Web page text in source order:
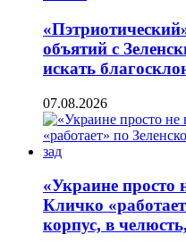
объятий с
искать
07.08.2026
«Украине
Кличко
корпус, в